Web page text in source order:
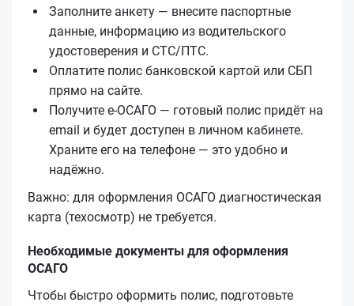
Заполните анкету — внесите паспортные
данные, информацию из водительского
удостоверения и СТС/ПТС.
Оплатите полис банковской картой или СБП
прямо на сайте.
Получите е‑ОСАГО — готовый полис придёт на
email и будет доступен в личном кабинете.
Храните его на телефоне — это удобно и
надёжно.
Важно: для оформления ОСАГО диагностическая
карта (техосмотр) не требуется.
Необходимые документы для оформления
ОСАГО
Чтобы быстро оформить полис, подготовьте